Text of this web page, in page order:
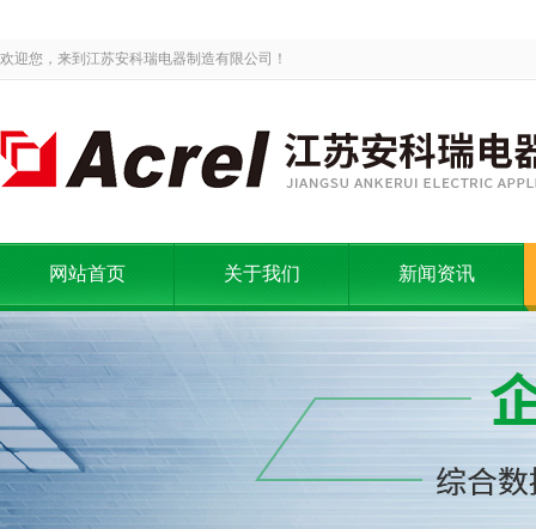
欢迎您，来到江苏安科瑞电器制造有限公司！
网站首页 关于我们 新闻资讯